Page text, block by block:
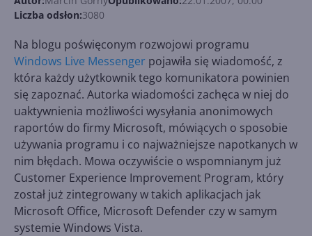
Liczba odsłon:3080
Na blogu poświęconym rozwojowi programu
Windows Live Messenger pojawiła się wiadomość, z
która każdy użytkownik tego komunikatora powinien
się zapoznać. Autorka wiadomości zachęca w niej do
uaktywnienia możliwości wysyłania anonimowych
raportów do firmy Microsoft, mówiących o sposobie
używania programu i co najważniejsze napotkanych w
nim błędach. Mowa oczywiście o wspomnianym już
Customer Experience Improvement Program, który
został już zintegrowany w takich aplikacjach jak
Microsoft Office, Microsoft Defender czy w samym
systemie Windows Vista.